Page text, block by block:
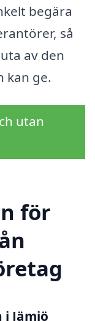
begära
så
av den
kan ge.
utan
för
Jämjö